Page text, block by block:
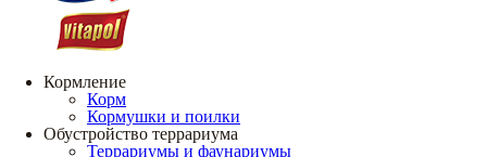
Кормление
Корм
Кормушки и поилки
Обустройство террариума
Террариумы и фаунариумы